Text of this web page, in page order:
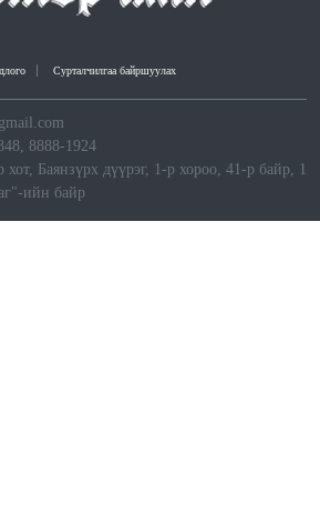
Сурталчилгаа байршуулах
8888-1924
хот, Баянзүрх дүүрэг, 1-р хороо, 41-р байр, 1
ийн байр